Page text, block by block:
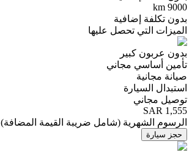
9000 km
بدون تكلفة إضافية
الميزات التي تحصل عليها
بدون عربون كبير
تأمين أساسي مجاني
صيانة مجانية
استبدال السيارة
توصيل مجاني
SAR 1,555
الرسوم الشهرية (شامل ضريبة القيمة المضافة)
حجز سيارة